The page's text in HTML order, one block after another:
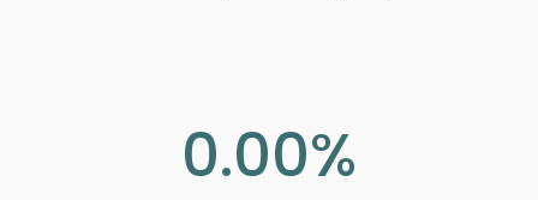
0.00%